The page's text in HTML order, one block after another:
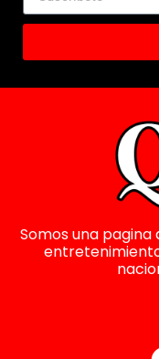
Somos una